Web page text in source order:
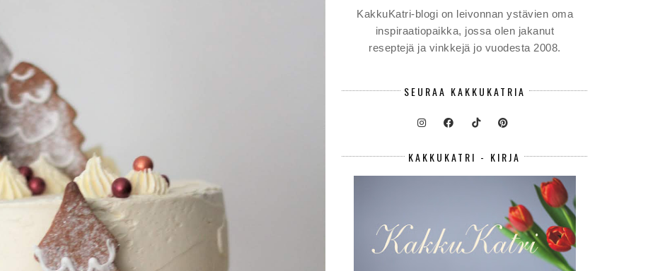
KakkuKatri-blogi on leivonnan ystävien oma
inspiraatiopaikka, jossa olen jakanut
reseptejä ja vinkkejä jo vuodesta 2008.
SEURAA KAKKUKATRIA
KAKKUKATRI - KIRJA